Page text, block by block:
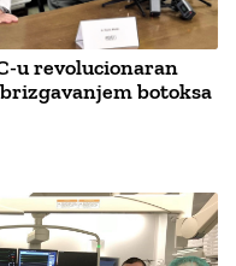
u revolucionaran
botoksa